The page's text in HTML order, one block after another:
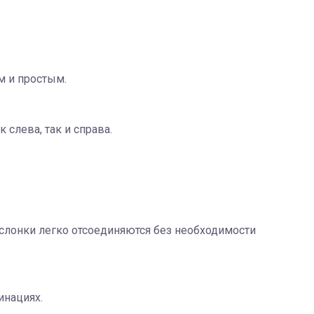
и простым.
так и справа.
легко отсоединяются без необходимости